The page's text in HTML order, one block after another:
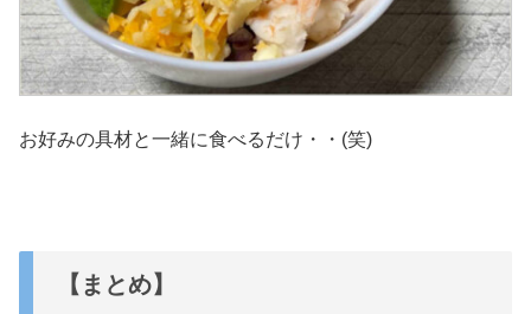
お好みの具材と一緒に食べるだけ・・(笑)
【まとめ】